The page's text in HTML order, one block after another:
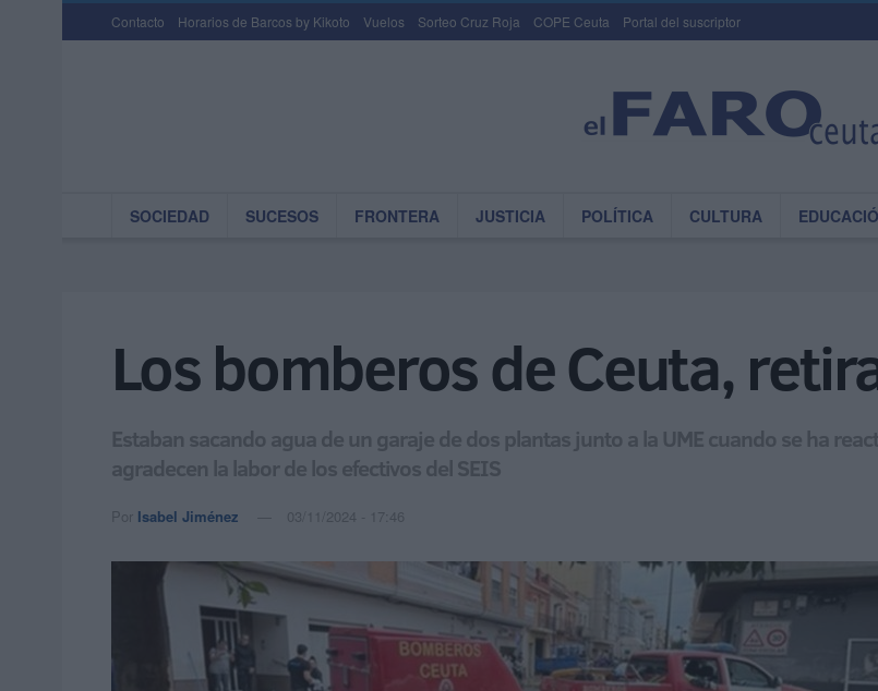
Contacto Horarios de Barcos by Kikoto Vuelos Sorteo Cruz Roja COPE Ceuta Portal del suscriptor
SOCIEDAD SUCESOS FRONTERA JUSTICIA POLÍTICA CULTURA
Los bomberos de Ceuta,
Estaban sacando agua de un garaje de dos plantas junto a la UME cuando se ha
agradecen la labor de los efectivos del SEIS
Por Isabel Jiménez 03/11/2024 - 17:46